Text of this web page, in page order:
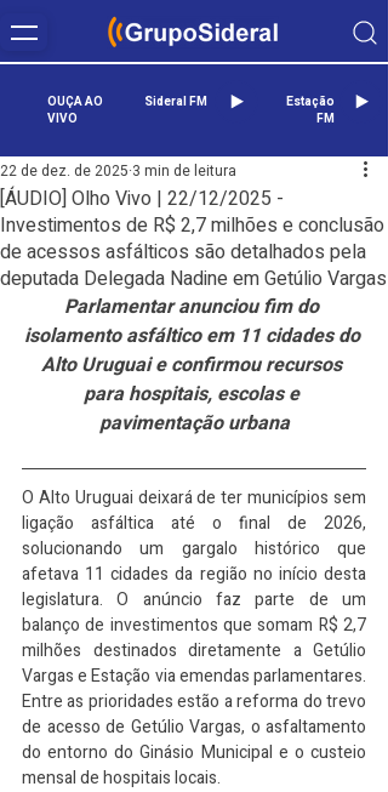
OUÇA AO
VIVO
Sideral FM
Estação
FM
[ÁUDIO] Olho Vivo | 22/12/2025 -
Investimentos de R$ 2,7 milhões e conclusão
de acessos asfálticos são detalhados pela
deputada Delegada Nadine em Getúlio Vargas
22 de dez. de 2025 3 min de leitura
Parlamentar anunciou fim do
isolamento asfáltico em 11 cidades do
Alto Uruguai e confirmou recursos
para hospitais, escolas e
pavimentação urbana
O Alto Uruguai deixará de ter municípios sem
ligação asfáltica até o final de 2026,
solucionando um gargalo histórico que
afetava 11 cidades da região no início desta
legislatura. O anúncio faz parte de um
balanço de investimentos que somam R$ 2,7
milhões destinados diretamente a Getúlio
Vargas e Estação via emendas parlamentares.
Entre as prioridades estão a reforma do trevo
de acesso de Getúlio Vargas, o asfaltamento
do entorno do Ginásio Municipal e o custeio
mensal de hospitais locais.